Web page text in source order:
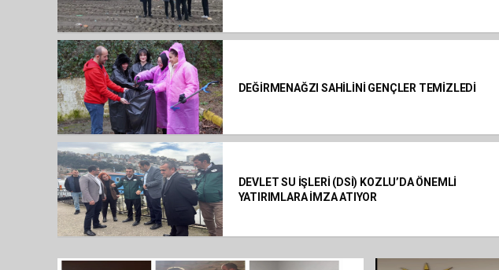
DEĞİRMENAĞZI SAHİLİNİ GENÇLER TEMİZLEDİ
DEVLET SU İŞLERİ (DSİ) KOZLU’DA ÖNEMLİ
YATIRIMLARA İMZA ATIYOR